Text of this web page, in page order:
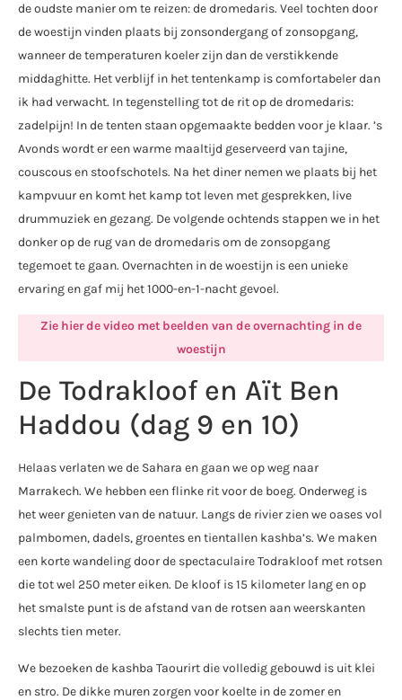
de oudste manier om te reizen: de dromedaris. Veel tochten door
de woestijn vinden plaats bij zonsondergang of zonsopgang,
wanneer de temperaturen koeler zijn dan de verstikkende
middaghitte. Het verblijf in het tentenkamp is comfortabeler dan
ik had verwacht. In tegenstelling tot de rit op de dromedaris:
zadelpijn! In de tenten staan opgemaakte bedden voor je klaar. ’s
Avonds wordt er een warme maaltijd geserveerd van tajine,
couscous en stoofschotels. Na het diner nemen we plaats bij het
kampvuur en komt het kamp tot leven met gesprekken, live
drummuziek en gezang. De volgende ochtends stappen we in het
donker op de rug van de dromedaris om de zonsopgang
tegemoet te gaan. Overnachten in de woestijn is een unieke
ervaring en gaf mij het 1000-en-1-nacht gevoel.
Zie hier de video met beelden van de overnachting in de
woestijn
De Todrakloof en Aït Ben
Haddou (dag 9 en 10)
Helaas verlaten we de Sahara en gaan we op weg naar
Marrakech. We hebben een flinke rit voor de boeg. Onderweg is
het weer genieten van de natuur. Langs de rivier zien we oases vol
palmbomen, dadels, groentes en tientallen kashba’s. We maken
een korte wandeling door de spectaculaire Todrakloof met rotsen
die tot wel 250 meter eiken. De kloof is 15 kilometer lang en op
het smalste punt is de afstand van de rotsen aan weerskanten
slechts tien meter.
We bezoeken de kashba Taourirt die volledig gebouwd is uit klei
en stro. De dikke muren zorgen voor koelte in de zomer en